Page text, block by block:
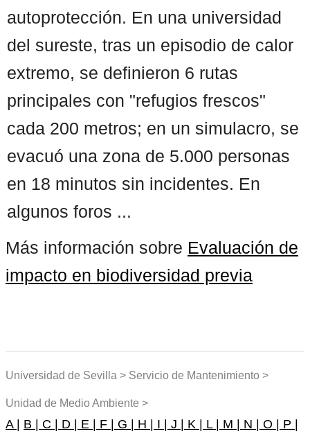
autoprotección. En una universidad
del sureste, tras un episodio de calor
extremo, se definieron 6 rutas
principales con "refugios frescos"
cada 200 metros; en un simulacro, se
evacuó una zona de 5.000 personas
en 18 minutos sin incidentes. En
algunos foros ...
Más información sobre Evaluación de
impacto en biodiversidad previa
Universidad de Sevilla > Servicio de Mantenimiento >
Unidad de Medio Ambiente >
A | B | C | D | E | F | G | H | I | J | K | L | M | N | O | P |